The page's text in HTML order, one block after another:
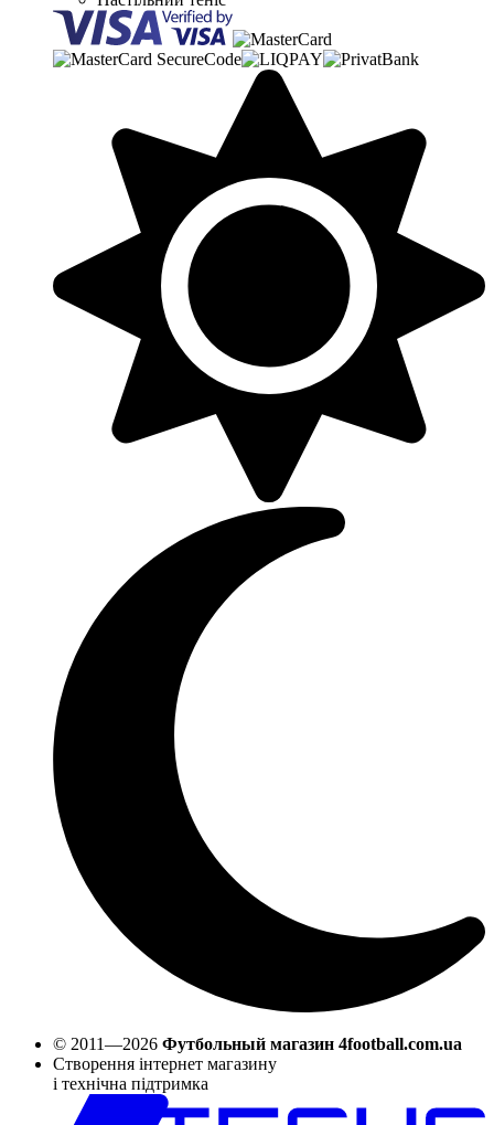
© 2011—2026 Футбольный магазин 4football.com.ua
Створення інтернет магазину
і технічна підтримка